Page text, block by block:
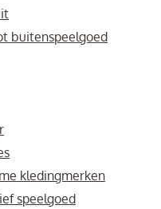
buitenspeelgoed
kledingmerken
speelgoed